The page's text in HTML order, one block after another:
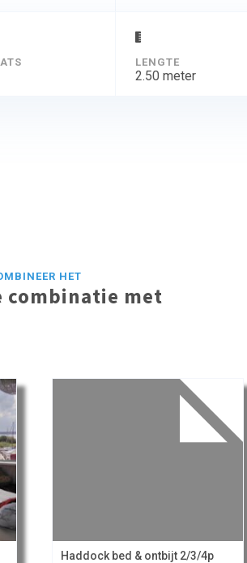
LENGTE
2.50 meter
HET
combinatie met
Haddock bed & ontbijt 2/3/4p